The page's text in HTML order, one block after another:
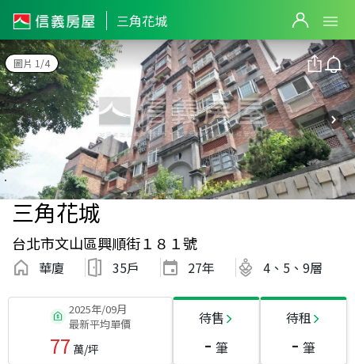
三角花城
圖片 1/4
三角花城
台北市文山區興順街１８１號
華廈 35戶 27年 4、5、9層
2025年/09月
最新平均單價
77 萬/坪
待售
- 筆
待租
- 筆